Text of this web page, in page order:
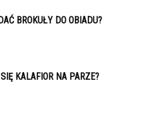
BROKUŁY DO OBIADU?
SIĘ KALAFIOR NA PARZE?